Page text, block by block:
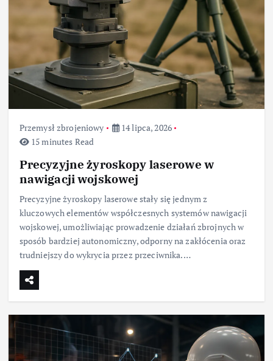
Przemysł zbrojeniowy
14 lipca, 2026
15 minutes Read
Precyzyjne żyroskopy laserowe w
nawigacji wojskowej
Precyzyjne żyroskopy laserowe stały się jednym z
kluczowych elementów współczesnych systemów nawigacji
wojskowej, umożliwiając prowadzenie działań zbrojnych w
sposób bardziej autonomiczny, odporny na zakłócenia oraz
trudniejszy do wykrycia przez przeciwnika.…